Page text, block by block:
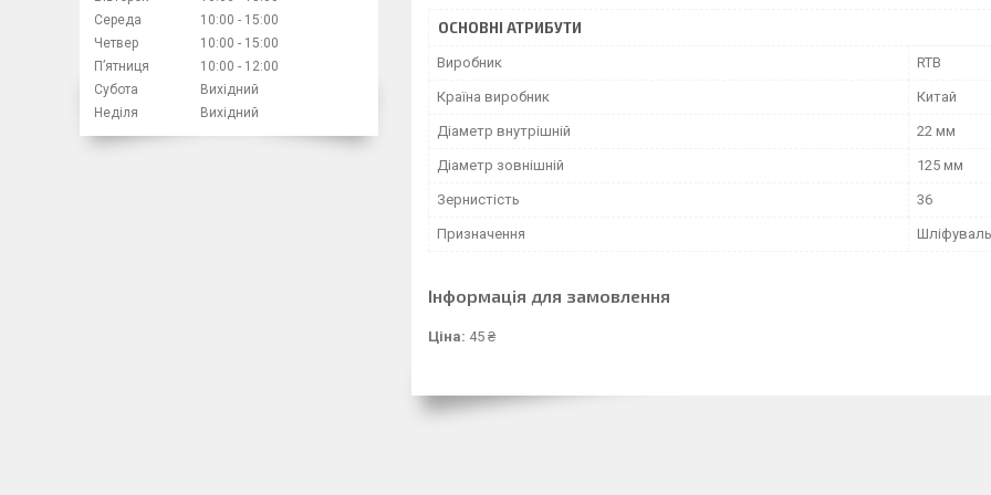
ОСНОВНІ АТРИБУТИ
Виробник RTB
Країна виробник Китай
Діаметр внутрішній 22 мм
Діаметр зовнішній 125 мм
Зернистість 36
Призначення
Інформація для замовлення
Ціна: 45 ₴
Середа
10:00
15:00
Четвер
10:00
15:00
Пʼятниця
10:00
12:00
Субота
Вихідний
Неділя
Вихідний